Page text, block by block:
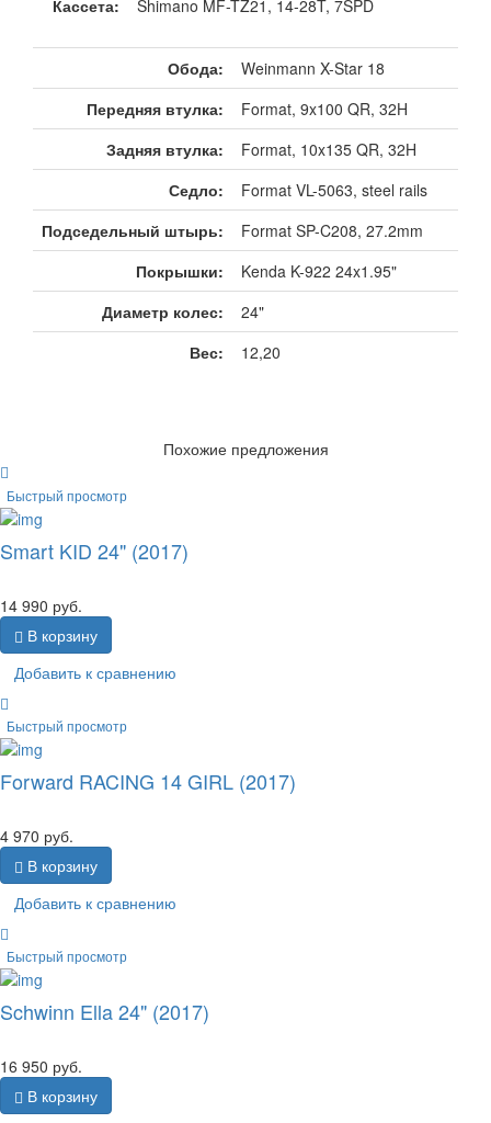
Кассета:
Shimano MF-TZ21, 14-28T, 7SPD
Обода:
Weinmann X-Star 18
Передняя втулка:
Format, 9x100 QR, 32H
Задняя втулка:
Format, 10x135 QR, 32H
Седло:
Format VL-5063, steel rails
Подседельный штырь:
Format SP-C208, 27.2mm
Покрышки:
Kenda K-922 24x1.95"
Диаметр колес:
24"
Вес:
12,20
Похожие предложения
Быстрый просмотр
Smart KID 24" (2017)
14 990 руб.
В корзину
Добавить к сравнению
Быстрый просмотр
Forward RACING 14 GIRL (2017)
4 970 руб.
В корзину
Добавить к сравнению
Быстрый просмотр
Schwinn Ella 24" (2017)
16 950 руб.
В корзину